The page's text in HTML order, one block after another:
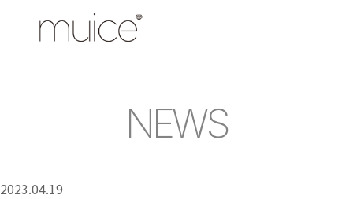
NEWS
2023.04.19